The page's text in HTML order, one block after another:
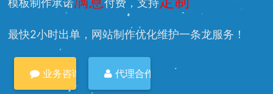
最快2小时出单，网站制作优化维护一条龙服务！
业务咨询 代理合作